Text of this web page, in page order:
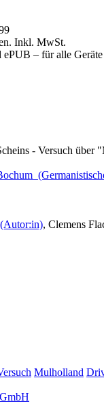
Inkl. MwSt.
ePUB – für alle Geräte
- Versuch über
, Clemens
Mulholland